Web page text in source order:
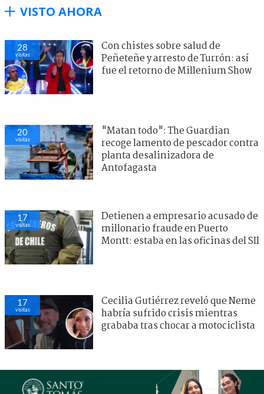
VISTO AHORA
28
visitas
Con chistes sobre salud de
Peñeteñe y arresto de Turrón: así
fue el retorno de Millenium Show
20
visitas
"Matan todo": The Guardian
recoge lamento de pescador contra
planta desalinizadora de
Antofagasta
17
visitas
Detienen a empresario acusado de
millonario fraude en Puerto
Montt: estaba en las oficinas del SII
17
visitas
Cecilia Gutiérrez reveló que Neme
habría sufrido crisis mientras
grababa tras chocar a motociclista